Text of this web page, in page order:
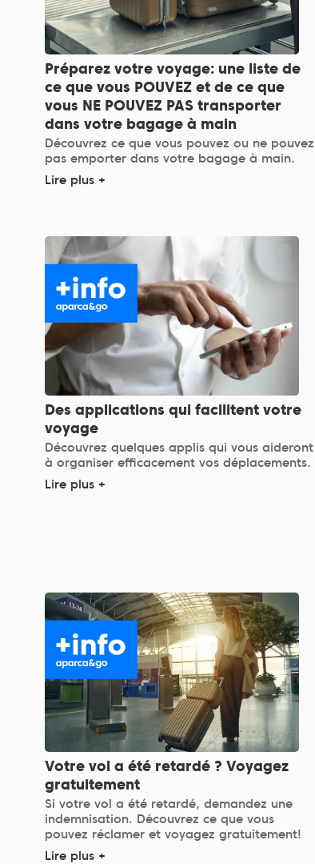
Préparez votre voyage: une liste de
ce que vous POUVEZ et de ce que
vous NE POUVEZ PAS transporter
dans votre bagage à main
Découvrez ce que vous pouvez ou ne pouvez
pas emporter dans votre bagage à main.
Lire plus +
Des applications qui facilitent votre
voyage
Découvrez quelques applis qui vous aideront
à organiser efficacement vos déplacements.
Lire plus +
Votre vol a été retardé ? Voyagez
gratuitement
Si votre vol a été retardé, demandez une
indemnisation. Découvrez ce que vous
pouvez réclamer et voyagez gratuitement!
Lire plus +